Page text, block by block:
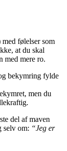
følelser som
at du skal
med mere ro.
bekymring fylde
men du
del af maven
selv om: “Jeg er